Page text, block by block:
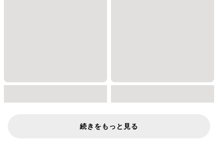
続きをもっと見る